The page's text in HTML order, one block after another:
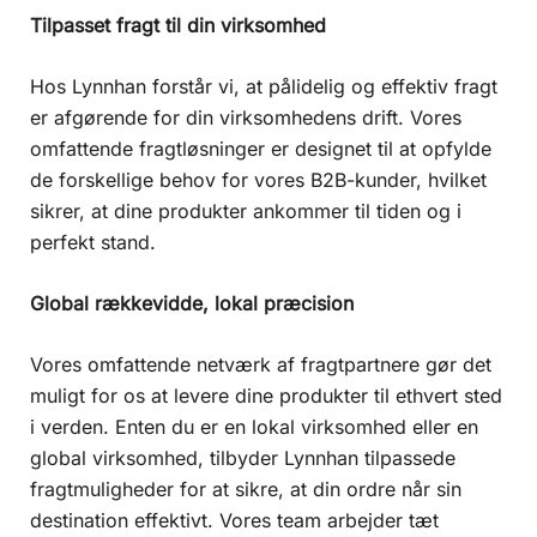
Tilpasset fragt til din virksomhed
Hos Lynnhan forstår vi, at pålidelig og effektiv fragt
er afgørende for din virksomhedens drift. Vores
omfattende fragtløsninger er designet til at opfylde
de forskellige behov for vores B2B-kunder, hvilket
sikrer, at dine produkter ankommer til tiden og i
perfekt stand.
Global rækkevidde, lokal præcision
Vores omfattende netværk af fragtpartnere gør det
muligt for os at levere dine produkter til ethvert sted
i verden. Enten du er en lokal virksomhed eller en
global virksomhed, tilbyder Lynnhan tilpassede
fragtmuligheder for at sikre, at din ordre når sin
destination effektivt. Vores team arbejder tæt